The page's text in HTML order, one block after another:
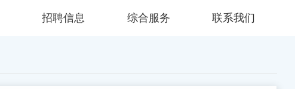
招聘信息 综合服务 联系我们